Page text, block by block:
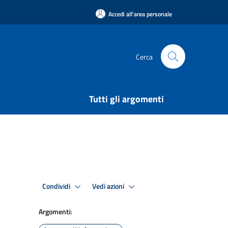
Accedi all'area personale
Cerca
Tutti gli argomenti
Condividi Vedi azioni
Argomenti: